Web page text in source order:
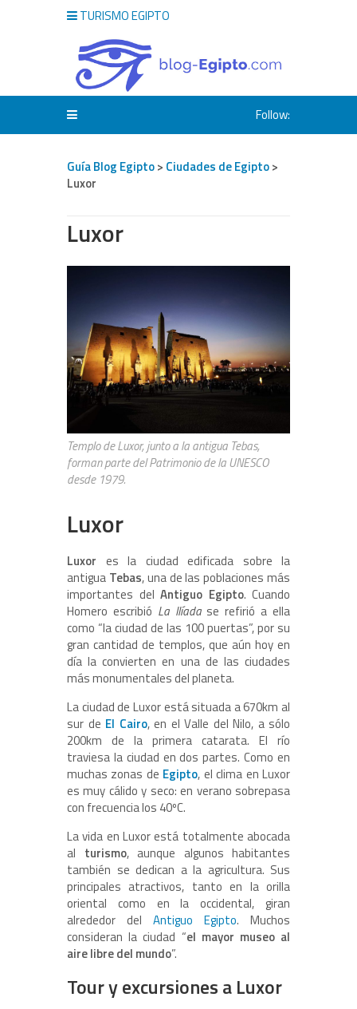
TURISMO EGIPTO
Follow:
Guía Blog Egipto> Ciudades de Egipto>
Luxor
Luxor
Templo de Luxor, junto a la antigua Tebas,
forman parte del Patrimonio de la UNESCO
desde 1979.
Luxor
Luxor es la ciudad edificada sobre la
antigua Tebas, una de las poblaciones más
importantes del Antiguo Egipto. Cuando
Homero escribió La Ilíadase refirió a ella
como “la ciudad de las 100 puertas”, por su
gran cantidad de templos, que aún hoy en
día la convierten en una de las ciudades
más monumentales del planeta.
La ciudad de Luxor está situada a 670km al
sur de El Cairo, en el Valle del Nilo, a sólo
200km de la primera catarata. El río
traviesa la ciudad en dos partes. Como en
muchas zonas de Egipto, el clima en Luxor
es muy cálido y seco: en verano sobrepasa
con frecuencia los 40ºC.
La vida en Luxor está totalmente abocada
al turismo, aunque algunos habitantes
también se dedican a la agricultura. Sus
principales atractivos, tanto en la orilla
oriental como en la occidental, giran
alrededor del Antiguo Egipto. Muchos
consideran la ciudad “el mayor museo al
aire libre del mundo”.
Tour y excursiones a Luxor